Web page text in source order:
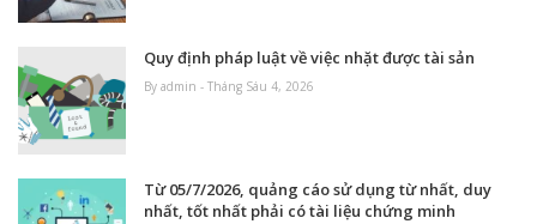
Quy định pháp luật về việc nhặt được tài sản
By admin - Tháng Sáu 4, 2026
Từ 05/7/2026, quảng cáo sử dụng từ nhất, duy
nhất, tốt nhất phải có tài liệu chứng minh